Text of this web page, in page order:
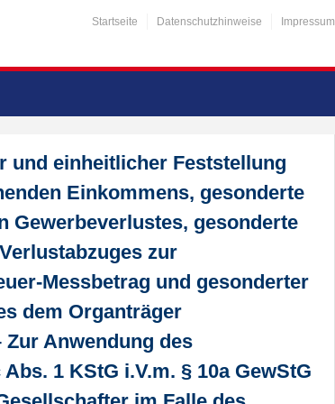
Startseite Datenschutzhinweise Impressum
und einheitlicher Feststellung
Einkommens, gesonderte
Gewerbeverlustes, gesonderte
zur
Messbetrag und gesonderter
dem Organträger
Anwendung des
1 KStG i.V.m. § 10a GewStG